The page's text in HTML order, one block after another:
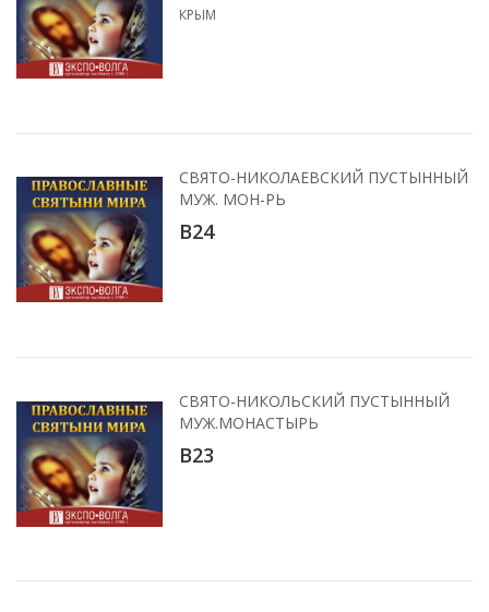
КРЫМ
СВЯТО-НИКОЛАЕВСКИЙ ПУСТЫННЫЙ
МУЖ. МОН-РЬ
B24
СВЯТО-НИКОЛЬСКИЙ ПУСТЫННЫЙ
МУЖ.МОНАСТЫРЬ
В23